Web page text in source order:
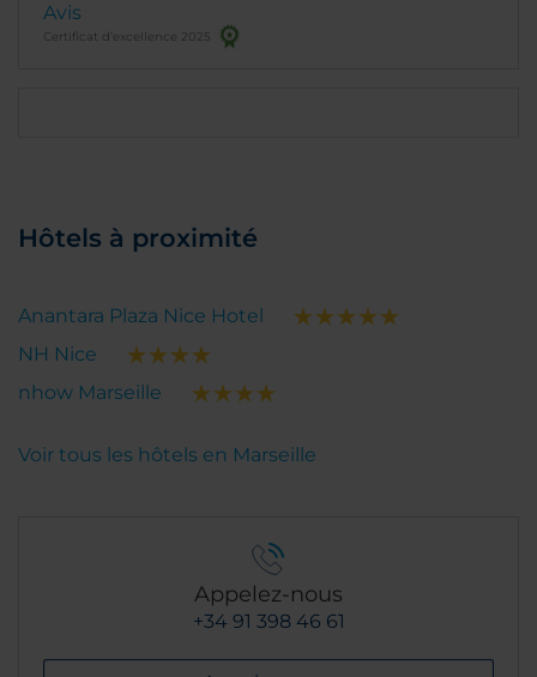
Avis
Certificat d’excellence 2025
Hôtels à proximité
Anantara Plaza Nice Hotel
NH Nice
nhow Marseille
Voir tous les hôtels en Marseille
Appelez-nous
+34 91 398 46 61